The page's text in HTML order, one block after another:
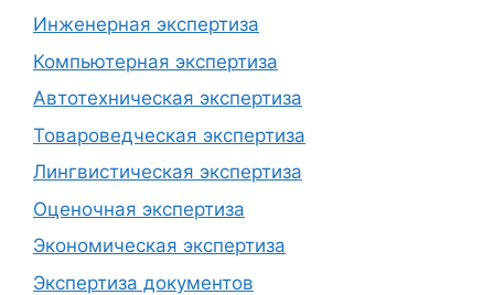
Инженерная экспертиза
Компьютерная экспертиза
Автотехническая экспертиза
Товароведческая экспертиза
Лингвистическая экспертиза
Оценочная экспертиза
Экономическая экспертиза
Экспертиза документов